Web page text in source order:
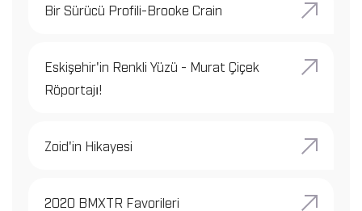
Bir Sürücü Profili-Brooke Crain
Eskişehir'in Renkli Yüzü - Murat Çiçek
Röportajı!
Zoid'in Hikayesi
2020 BMXTR Favorileri